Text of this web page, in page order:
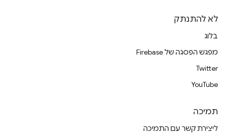
לא להתנתק
בלוג
מפגש הפסגה של Firebase
Twitter
YouTube
תמיכה
ליצירת קשר עם התמיכה